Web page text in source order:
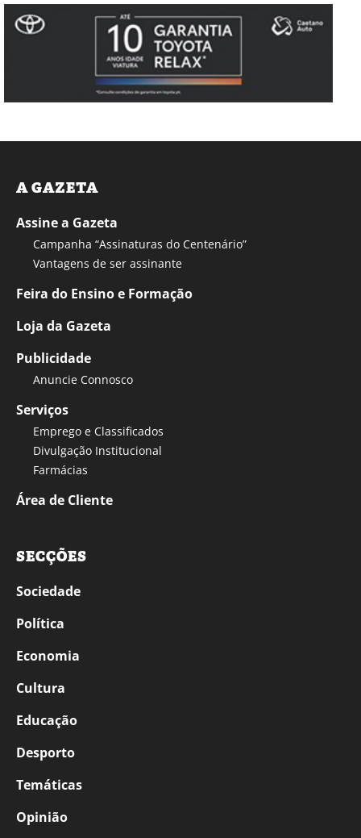
A GAZETA
Assine a Gazeta
Campanha “Assinaturas do Centenário”
Vantagens de ser assinante
Feira do Ensino e Formação
Loja da Gazeta
Publicidade
Anuncie Connosco
Serviços
Emprego e Classificados
Divulgação Institucional
Farmácias
Área de Cliente
SECÇÕES
Sociedade
Política
Economia
Cultura
Educação
Desporto
Temáticas
Opinião